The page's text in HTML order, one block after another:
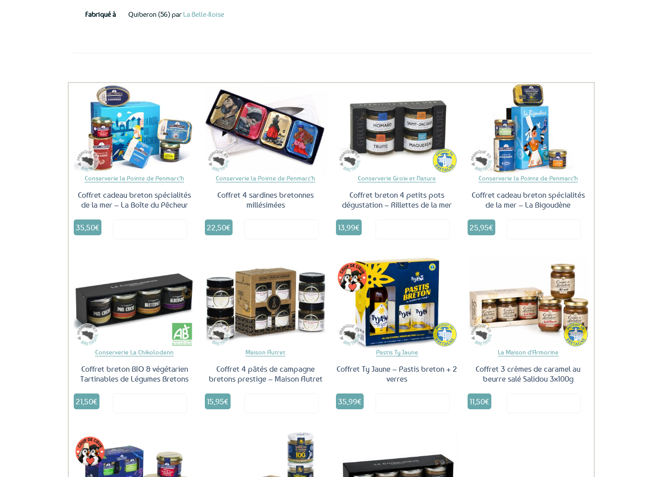
Fabriqué à Quiberon (56) par La Belle-Iloise
Ajouter
aux
favoris
Conserverie la Pointe de Penmarc'h
Coffret cadeau breton spécialités
de la mer – La Boîte du Pêcheur
35,50€
Ajouter
aux
favoris
Conserverie la Pointe de Penmarc'h
Coffret 4 sardines bretonnes
millésimées
22,50€
Ajouter
aux
favoris
Conserverie Groix et Nature
Coffret breton 4 petits pots
dégustation – Rillettes de la mer
13,99€
Conserverie la Pointe de Penmarc'h
Coffret cadeau breton spécialités
de la mer – La Bigoudène
25,95€
Ajouter
aux
favoris
Conserverie La Chikolodenn
Coffret breton BIO & végétarien
Tartinables de Légumes Bretons
21,50€
Ajouter
aux
favoris
Maison Autret
Coffret 4 pâtés de campagne
bretons prestige – Maison Autret
15,95€
Ajouter
favoris
Pastis Ty Jaune
Coffret Ty Jaune – Pastis breton + 2
verres
35,99€
Ajouter
aux
favoris
La Maison d'Armorine
Coffret 3 crèmes de caramel au
beurre salé Salidou 3x100g
11,50€
Ajouter
aux
Ajouter
aux
Ajouter
aux